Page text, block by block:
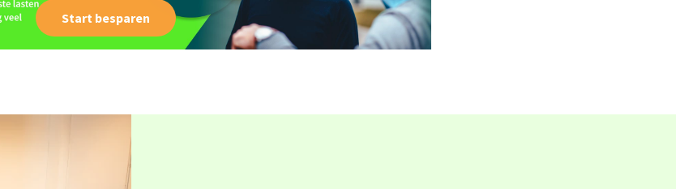
Start besparen